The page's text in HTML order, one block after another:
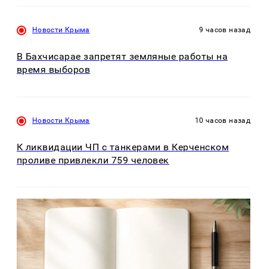
Новости Крыма 9 часов назад
В Бахчисарае запретят земляные работы на
время выборов
Новости Крыма 10 часов назад
К ликвидации ЧП с танкерами в Керченском
проливе привлекли 759 человек